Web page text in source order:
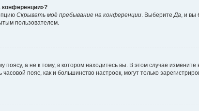
конференции»?
Скрывать моё пребывание на конференции . ВыберитеДа , и
пользователем.
а не к тому, в котором находитесь вы. В этом случае измените
пояс, как и большинство настроек, могут только